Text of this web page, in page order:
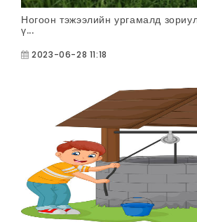
Ногоон тэжээлийн ургамалд
ү...
2023-06-28 11:18